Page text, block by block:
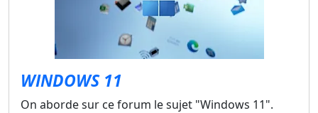
WINDOWS 11
On aborde sur ce forum le sujet "Windows 11".